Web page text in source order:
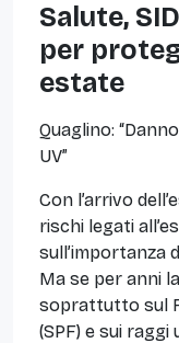
Salute,
per
estate
Quaglino:
UV”
Con l’arrivo
rischi legati
sull’importanza
Ma se per anni
soprattutto sul
(SPF) e sui